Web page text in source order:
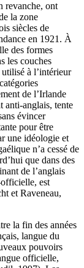
revanche, ont
la zone
siècles de
en 1921. À
des formes
les couches
à l’intérieur
de l’Irlande
anti-anglais, tente
évincer
pour être
une idéologie et
n’a cessé de
que dans des
de l’anglais
officielle, est
et Raveneau,
la fin des années
langue du
pouvoirs
officielle,